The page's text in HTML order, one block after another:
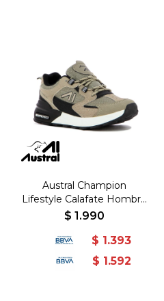
Austral Champion
Lifestyle Calafate Hombre
- Beige/Beige - Beige-
$ 1.990
$ 1.393
$ 1.592